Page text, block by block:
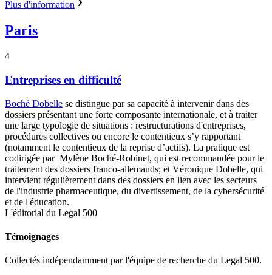
Plus d'information
Paris
4
Entreprises en difficulté
Boché Dobelle se distingue par sa capacité à intervenir dans des
dossiers présentant une forte composante internationale, et à traiter
une large typologie de situations : restructurations d'entreprises,
procédures collectives ou encore le contentieux s’y rapportant
(notamment le contentieux de la reprise d’actifs). La pratique est
codirigée par Mylène Boché-Robinet, qui est recommandée pour le
traitement des dossiers franco-allemands; et Véronique Dobelle, qui
intervient régulièrement dans des dossiers en lien avec les secteurs
de l'industrie pharmaceutique, du divertissement, de la cybersécurité
et de l'éducation.
L'éditorial du Legal 500
Témoignages
Collectés indépendamment par l'équipe de recherche du Legal 500.